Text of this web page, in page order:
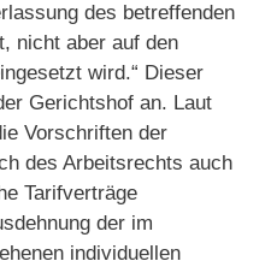
des betreffenden
nicht aber auf den
wird.“ Dieser
Gerichtshof an. Laut
Vorschriften der
des Arbeitsrechts auch
Tarifverträge
der im
individuellen